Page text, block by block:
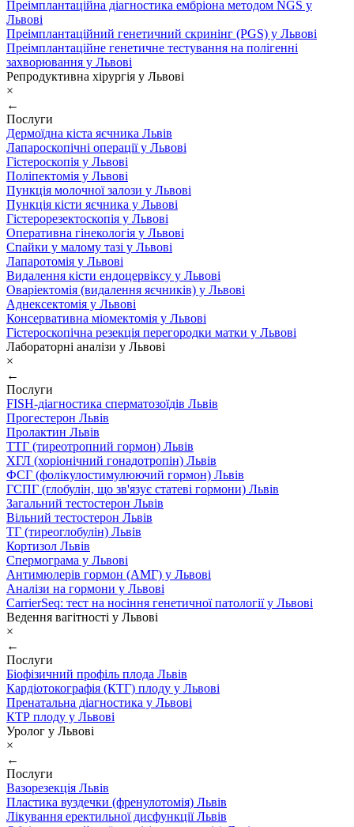
Преімплантаційна діагностика ембріона методом NGS у
Львові
Преімплантаційний генетичний скринінг (PGS) у Львові
Преімплантаційне генетичне тестування на полігенні
захворювання у Львові
Репродуктивна хірургія у Львові
×
←
Послуги
Дермоїдна кіста яєчника Львів
Лапароскопічні операції у Львові
Гістероскопія у Львові
Поліпектомія у Львові
Пункція молочної залози у Львові
Пункція кісти яєчника у Львові
Гістерорезектоскопія у Львові
Оперативна гінекологія у Львові
Спайки у малому тазі у Львові
Лапаротомія у Львові
Видалення кісти ендоцервіксу у Львові
Оваріектомія (видалення яєчників) у Львові
Аднексектомія у Львові
Консервативна міомектомія у Львові
Гістероскопічна резекція перегородки матки у Львові
Лабораторні аналізи у Львові
×
←
Послуги
FISH-діагностика сперматозоїдів Львів
Прогестерон Львів
Пролактин Львів
ТТГ (тиреотропний гормон) Львів
ХГЛ (хоріонічний гонадотропін) Львів
ФСГ (фолікулостимулюючий гормон) Львів
ГСПГ (глобулін, що зв'язує статеві гормони) Львів
Загальний тестостерон Львів
Вільний тестостерон Львів
ТГ (тиреоглобулін) Львів
Кортизол Львів
Спермограма у Львові
Антимюлерів гормон (АМГ) у Львові
Аналізи на гормони у Львові
CarrierSeq: тест на носіння генетичної патології у Львові
Ведення вагітності у Львові
×
←
Послуги
Біофізичний профіль плода Львів
Кардіотокографія (КТГ) плоду у Львові
Пренатальна діагностика у Львові
КТР плоду у Львові
Уролог у Львові
×
←
Послуги
Вазорезекція Львів
Пластика вуздечки (френулотомія) Львів
Лікування еректильної дисфункції Львів